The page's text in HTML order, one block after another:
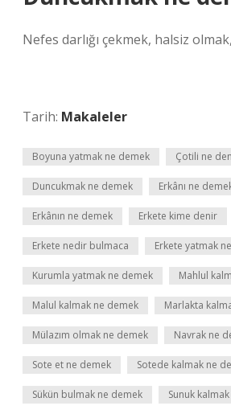
Nefes darlığı çekmek, halsiz
Tarih: Makaleler
Boyuna yatmak ne demek Çotili ne
Duncukmak ne demek Erkânı ne
Erkânın ne demek Erkete kime denir
Erkete nedir bulmaca Erkete yatmak
Kurumla yatmak ne demek Mahlul
Malul kalmak ne demek Marlakta
Mülazım olmak ne demek Navrak ne
Sote et ne demek Sotede kalmak ne
Sükün bulmak ne demek Sunuk